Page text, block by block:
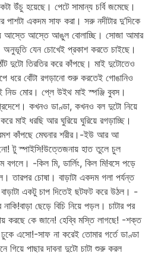
উঁচু হয়েছে। পেটে সামান্য চর্বি জমেছে।
পাশটা একদম সাফ করা। সরু নদীটার দু’দিকে
আস্তে আস্তে আঙুল বোলাচ্ছি। সোজা আমার
অনুভূতি যেন চোখেই প্রকাশ করতে চাইছে।
দুটো তিরতির করে কাঁপছে। মাই দুটোতেও
ধরে বোঁটা রগড়ানো শুরু করতেই গোঙানিও
মোর। প্লে উইথ মাই স্পঞ্জি বুবস।
কখনও ডাণ্ডা, কখনও বল দুটো নিয়ে
মাই ধরছি আর ঘুরিয়ে ঘুরিয়ে রগড়াচ্ছি।
কাঁপছে মেঘনার শরীর।-ইউ আর আ
টু স্পাইসি!উত্তেজনায় হাত তুলে চুল
বগলে। -কিল মি, ডার্লিং, কিল মি!বসে পড়ে
তারপর চোষা। বাড়াটা একদম গলা পর্যন্ত
বাড়াটা একটু চাপ দিতেই ছটফট করে উঠল। -
ছেড়ে বিচি নিয়ে পড়ল। চাটার পর
করছে কে জানে! হেব্বি মস্তি লাগছে! -শক্ত
এসো!-সাফ না করেই তোমার গর্তে ডাণ্ডা
গিয়ে পাছার দাবনা দুটো চাটা শুরু করল